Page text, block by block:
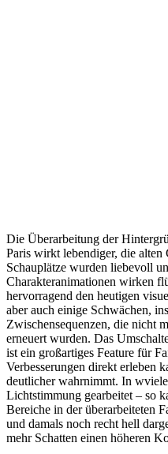
Die Überarbeitung der
Paris wirkt lebendiger, die alten
Schauplätze wurden liebevoll
Charakteranimationen wirken
hervorragend den heutigen
aber auch einige Schwächen,
Zwischensequenzen, die nicht
erneuert wurden. Das
ist ein großartiges Feature für
Verbesserungen direkt erleben
deutlicher wahrnimmt. In
Lichtstimmung gearbeitet – so
Bereiche in der überarbeiteten
und damals noch recht hell
mehr Schatten einen höheren